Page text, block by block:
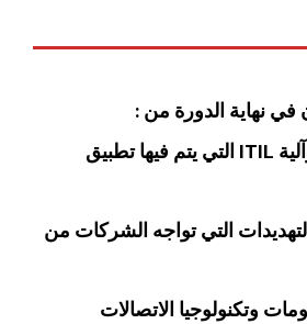
نهاية الدورة من :
تم وضع مفهوم وآلية ITIL التي يتم فيها تطبيق
التي تواجه الشركات من
وتكنولوجيا الاتصالات